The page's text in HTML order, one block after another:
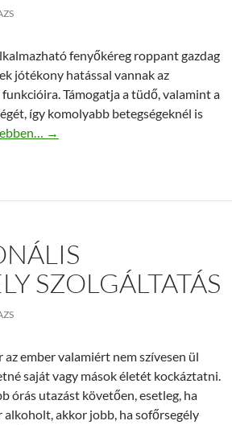
fenyőkéreg roppant gazdag
jótékony hatással vannak az
Támogatja a tüdő, valamint a
így komolyabb betegségeknél is
kapszula testnek és léleknek
→
SZOLGÁLTATÁS
ember valamiért nem szívesen ül
saját vagy mások életét kockáztatni.
órás utazást követően, esetleg, ha
akkor jobb, ha sofőrsegély